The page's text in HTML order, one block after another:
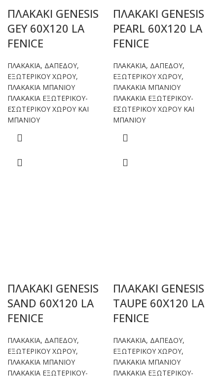
ΠΛΑΚΑΚΙ GENESIS
GEY 60X120 LA
FENICE
ΠΛΑΚΑΚΙΑ, ΔΑΠΕΔΟΥ,
ΕΞΩΤΕΡΙΚΟΥ ΧΩΡΟΥ,
ΠΛΑΚΑΚΙΑ ΜΠΑΝΙΟΥ
ΠΛΑΚΑΚΙΑ ΕΞΩΤΕΡΙΚΟΥ-
ΕΣΩΤΕΡΙΚΟΥ ΧΩΡΟΥ ΚΑΙ
ΜΠΑΝΙΟΥ
ΠΛΑΚΑΚΙ GENESIS
PEARL 60X120 LA
FENICE
ΠΛΑΚΑΚΙΑ, ΔΑΠΕΔΟΥ,
ΕΞΩΤΕΡΙΚΟΥ ΧΩΡΟΥ,
ΠΛΑΚΑΚΙΑ ΜΠΑΝΙΟΥ
ΠΛΑΚΑΚΙΑ ΕΞΩΤΕΡΙΚΟΥ-
ΕΣΩΤΕΡΙΚΟΥ ΧΩΡΟΥ ΚΑΙ
ΜΠΑΝΙΟΥ
ΠΛΑΚΑΚΙ GENESIS
SAND 60X120 LA
FENICE
ΠΛΑΚΑΚΙΑ, ΔΑΠΕΔΟΥ,
ΕΞΩΤΕΡΙΚΟΥ ΧΩΡΟΥ,
ΠΛΑΚΑΚΙΑ ΜΠΑΝΙΟΥ
ΠΛΑΚΑΚΙΑ ΕΞΩΤΕΡΙΚΟΥ-
ΠΛΑΚΑΚΙ GENESIS
TAUPE 60X120 LA
FENICE
ΠΛΑΚΑΚΙΑ, ΔΑΠΕΔΟΥ,
ΕΞΩΤΕΡΙΚΟΥ ΧΩΡΟΥ,
ΠΛΑΚΑΚΙΑ ΜΠΑΝΙΟΥ
ΠΛΑΚΑΚΙΑ ΕΞΩΤΕΡΙΚΟΥ-